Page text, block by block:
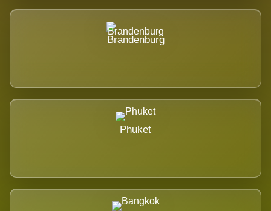
Brandenburg
Phuket